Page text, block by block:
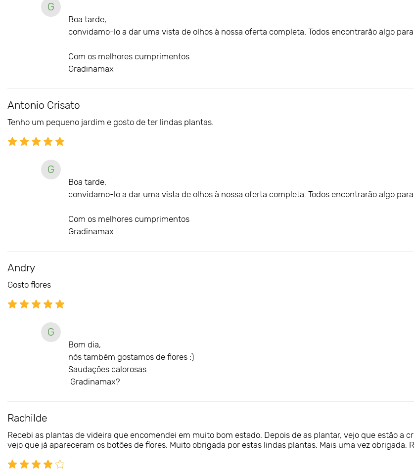
G
Boa tarde,
convidamo-lo a dar uma vista de olhos à nossa oferta completa. Todos encontrarão algo para
Com os melhores cumprimentos
Gradinamax
Antonio Crisato
Tenho um pequeno jardim e gosto de ter lindas plantas.
G
Boa tarde,
convidamo-lo a dar uma vista de olhos à nossa oferta completa. Todos encontrarão algo para
Com os melhores cumprimentos
Gradinamax
Andry
Gosto flores
G
Bom dia,
nós também gostamos de flores :)
Saudações calorosas
Gradinamax?
Rachilde
Recebi as plantas de videira que encomendei em muito bom estado. Depois de as plantar, vejo que estão a
vejo que já apareceram os botões de flores. Muito obrigada por estas lindas plantas. Mais uma vez obrigada,